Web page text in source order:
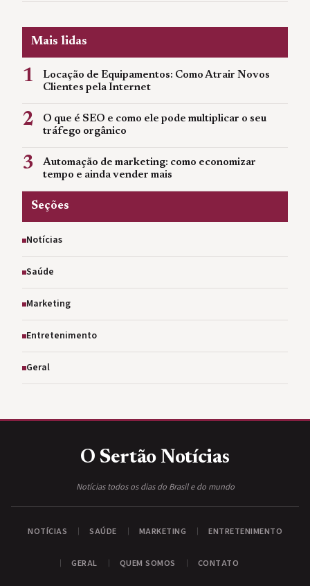
Mais lidas
1
Locação de Equipamentos: Como Atrair Novos
Clientes pela Internet
2
O que é SEO e como ele pode multiplicar o seu
tráfego orgânico
3
Automação de marketing: como economizar
tempo e ainda vender mais
Seções
Notícias
Saúde
Marketing
Entretenimento
Geral
O Sertão Notícias
Notícias todos os dias do Brasil e do mundo
NOTÍCIAS SAÚDE MARKETING ENTRETENIMENTO
GERAL QUEM SOMOS CONTATO